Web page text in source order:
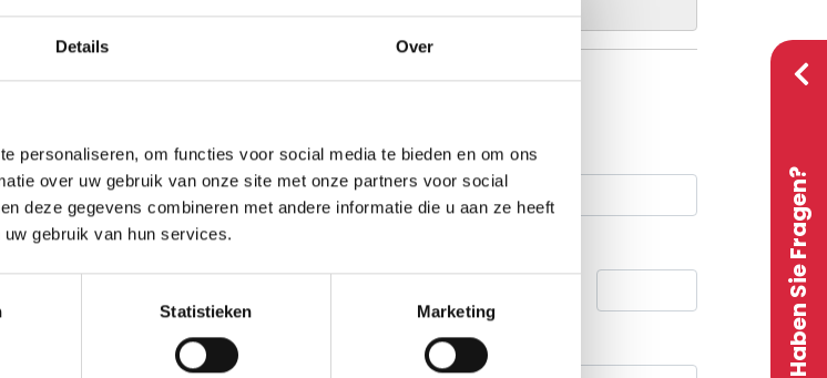
Details Over
personaliseren, om functies voor social media te bieden en om ons
over uw gebruik van onze site met onze partners voor social
deze gegevens combineren met andere informatie die u aan ze heeft
gebruik van hun services.
Statistieken Marketing Haben Sie Fragen?
Firma